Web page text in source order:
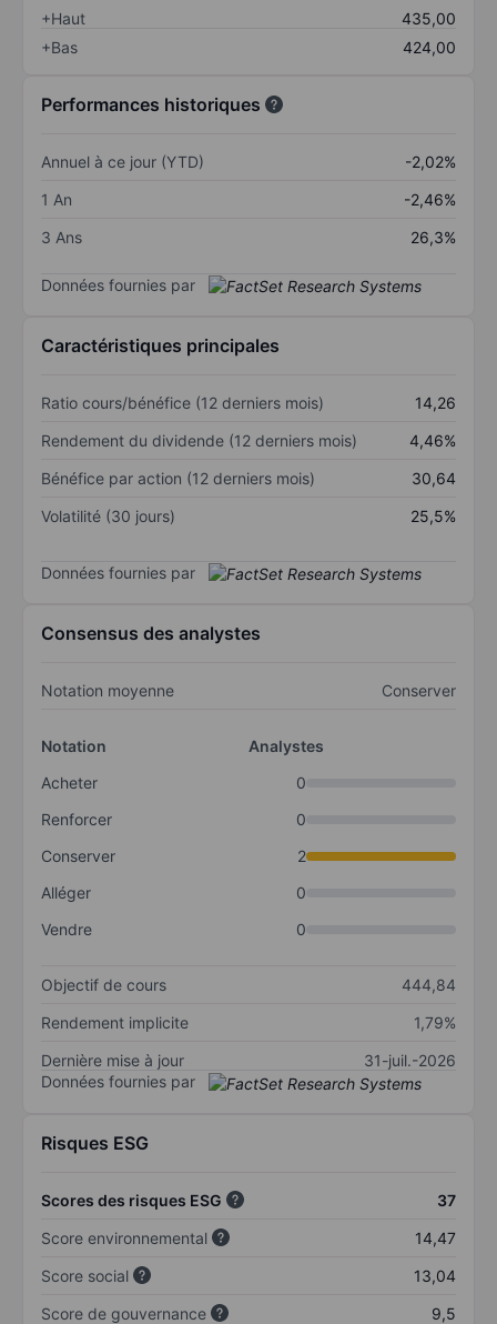
+Haut
435,00
+Bas
424,00
Performances historiques
Annuel à ce jour (YTD)
-2,02%
1 An
-2,46%
3 Ans
26,3%
Données fournies par
Caractéristiques principales
Ratio cours/bénéfice (12 derniers mois)
14,26
Rendement du dividende (12 derniers mois)
4,46%
Bénéfice par action (12 derniers mois)
30,64
Volatilité (30 jours)
25,5%
Données fournies par
Consensus des analystes
Notation moyenne Conserver
Notation
Analystes
Acheter
0
Renforcer
0
Conserver
2
Alléger
0
Vendre
0
Objectif de cours
444,84
Rendement implicite
1,79%
Dernière mise à jour
31-juil.-2026
Données fournies par
Risques ESG
Scores des risques ESG
37
Score environnemental
14,47
Score social
13,04
Score de gouvernance
9,5